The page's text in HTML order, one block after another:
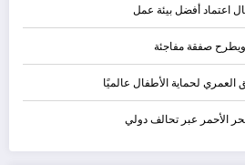
اعتماد أفضل بيئة عمل
صفقة مفاجئة
لحماية الأطفال عالميًا
الأحمر عبر تحالف دولي